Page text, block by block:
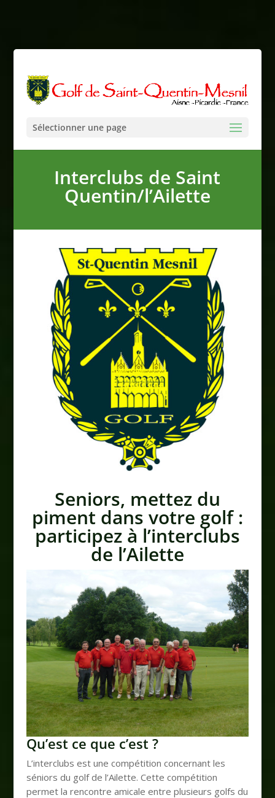
Sélectionner une page
Interclubs de Saint
Quentin/l’Ailette
Seniors, mettez du
piment dans votre golf :
participez à l’interclubs
de l’Ailette
Qu’est ce que c’est ?
L’interclubs est une compétition concernant les
séniors du golf de l’Ailette. Cette compétition
permet la rencontre amicale entre plusieurs golfs du